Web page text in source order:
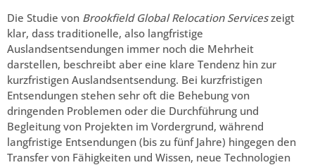
Die Studie von Brookfield Global Relocation Serviceszeigt
klar, dass traditionelle, also langfristige
Auslandsentsendungen immer noch die Mehrheit
darstellen, beschreibt aber eine klare Tendenz hin zur
kurzfristigen Auslandsentsendung. Bei kurzfristigen
Entsendungen stehen sehr oft die Behebung von
dringenden Problemen oder die Durchführung und
Begleitung von Projekten im Vordergrund, während
langfristige Entsendungen (bis zu fünf Jahre) hingegen den
Transfer von Fähigkeiten und Wissen, neue Technologien